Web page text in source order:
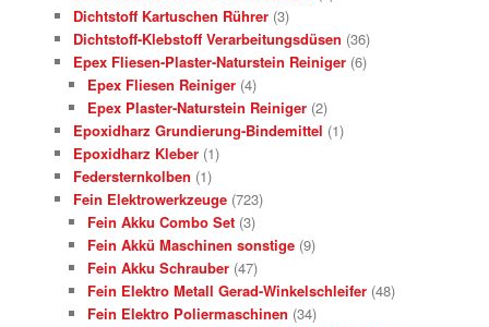
Dichtstoff Kartuschen Rührer (3)
Dichtstoff-Klebstoff Verarbeitungsdüsen (36)
Epex Fliesen-Plaster-Naturstein Reiniger (6)
Epex Fliesen Reiniger (4)
Epex Plaster-Naturstein Reiniger (2)
Epoxidharz Grundierung-Bindemittel (1)
Epoxidharz Kleber (1)
Federsternkolben (1)
Fein Elektrowerkzeuge (723)
Fein Akku Combo Set (3)
Fein Akkü Maschinen sonstige (9)
Fein Akku Schrauber (47)
Fein Elektro Metall Gerad-Winkelschleifer (48)
Fein Elektro Poliermaschinen (34)